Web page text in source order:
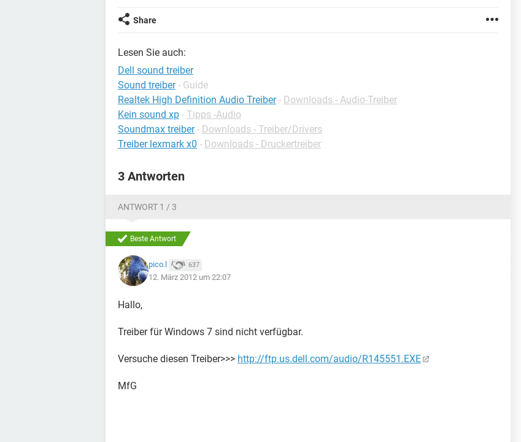
Share
Lesen Sie auch:
Dell sound treiber
Sound treiber - Guide
Realtek High Definition Audio Treiber - Downloads - Audio-Treiber
Kein sound xp - Tipps -Audio
Soundmax treiber - Downloads - Treiber/Drivers
Treiber lexmark x0 - Downloads - Druckertreiber
3 Antworten
ANTWORT 1 / 3
Beste Antwort
pico.l 637
12. März 2012 um 22:07
Hallo,
Treiber für Windows 7 sind nicht verfügbar.
Versuche diesen Treiber>>> http://ftp.us.dell.com/audio/R145551.EXE
MfG